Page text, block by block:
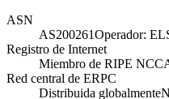
ASN
AS200261Operador:
Registro de Internet
Miembro de RIPE NCC
Red central de ERPC
Distribuida globalmente